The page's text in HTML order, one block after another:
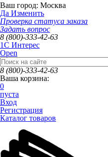
Ваш город: Москва
Да Изменить
Проверка статуса заказа
Задать вопрос
8 (800)-333-42-63
1C Интерес
Open
8 (800)-333-42-63
Ваша корзина:
0
пуста
Вход
Регистрация
Каталог товаров